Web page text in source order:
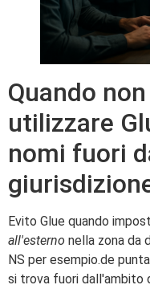
Quando
utilizzare
nomi fuori
Evito Glue quando
all'esterno nella zona da
NS per esempio.de
si trova fuori dall'ambito